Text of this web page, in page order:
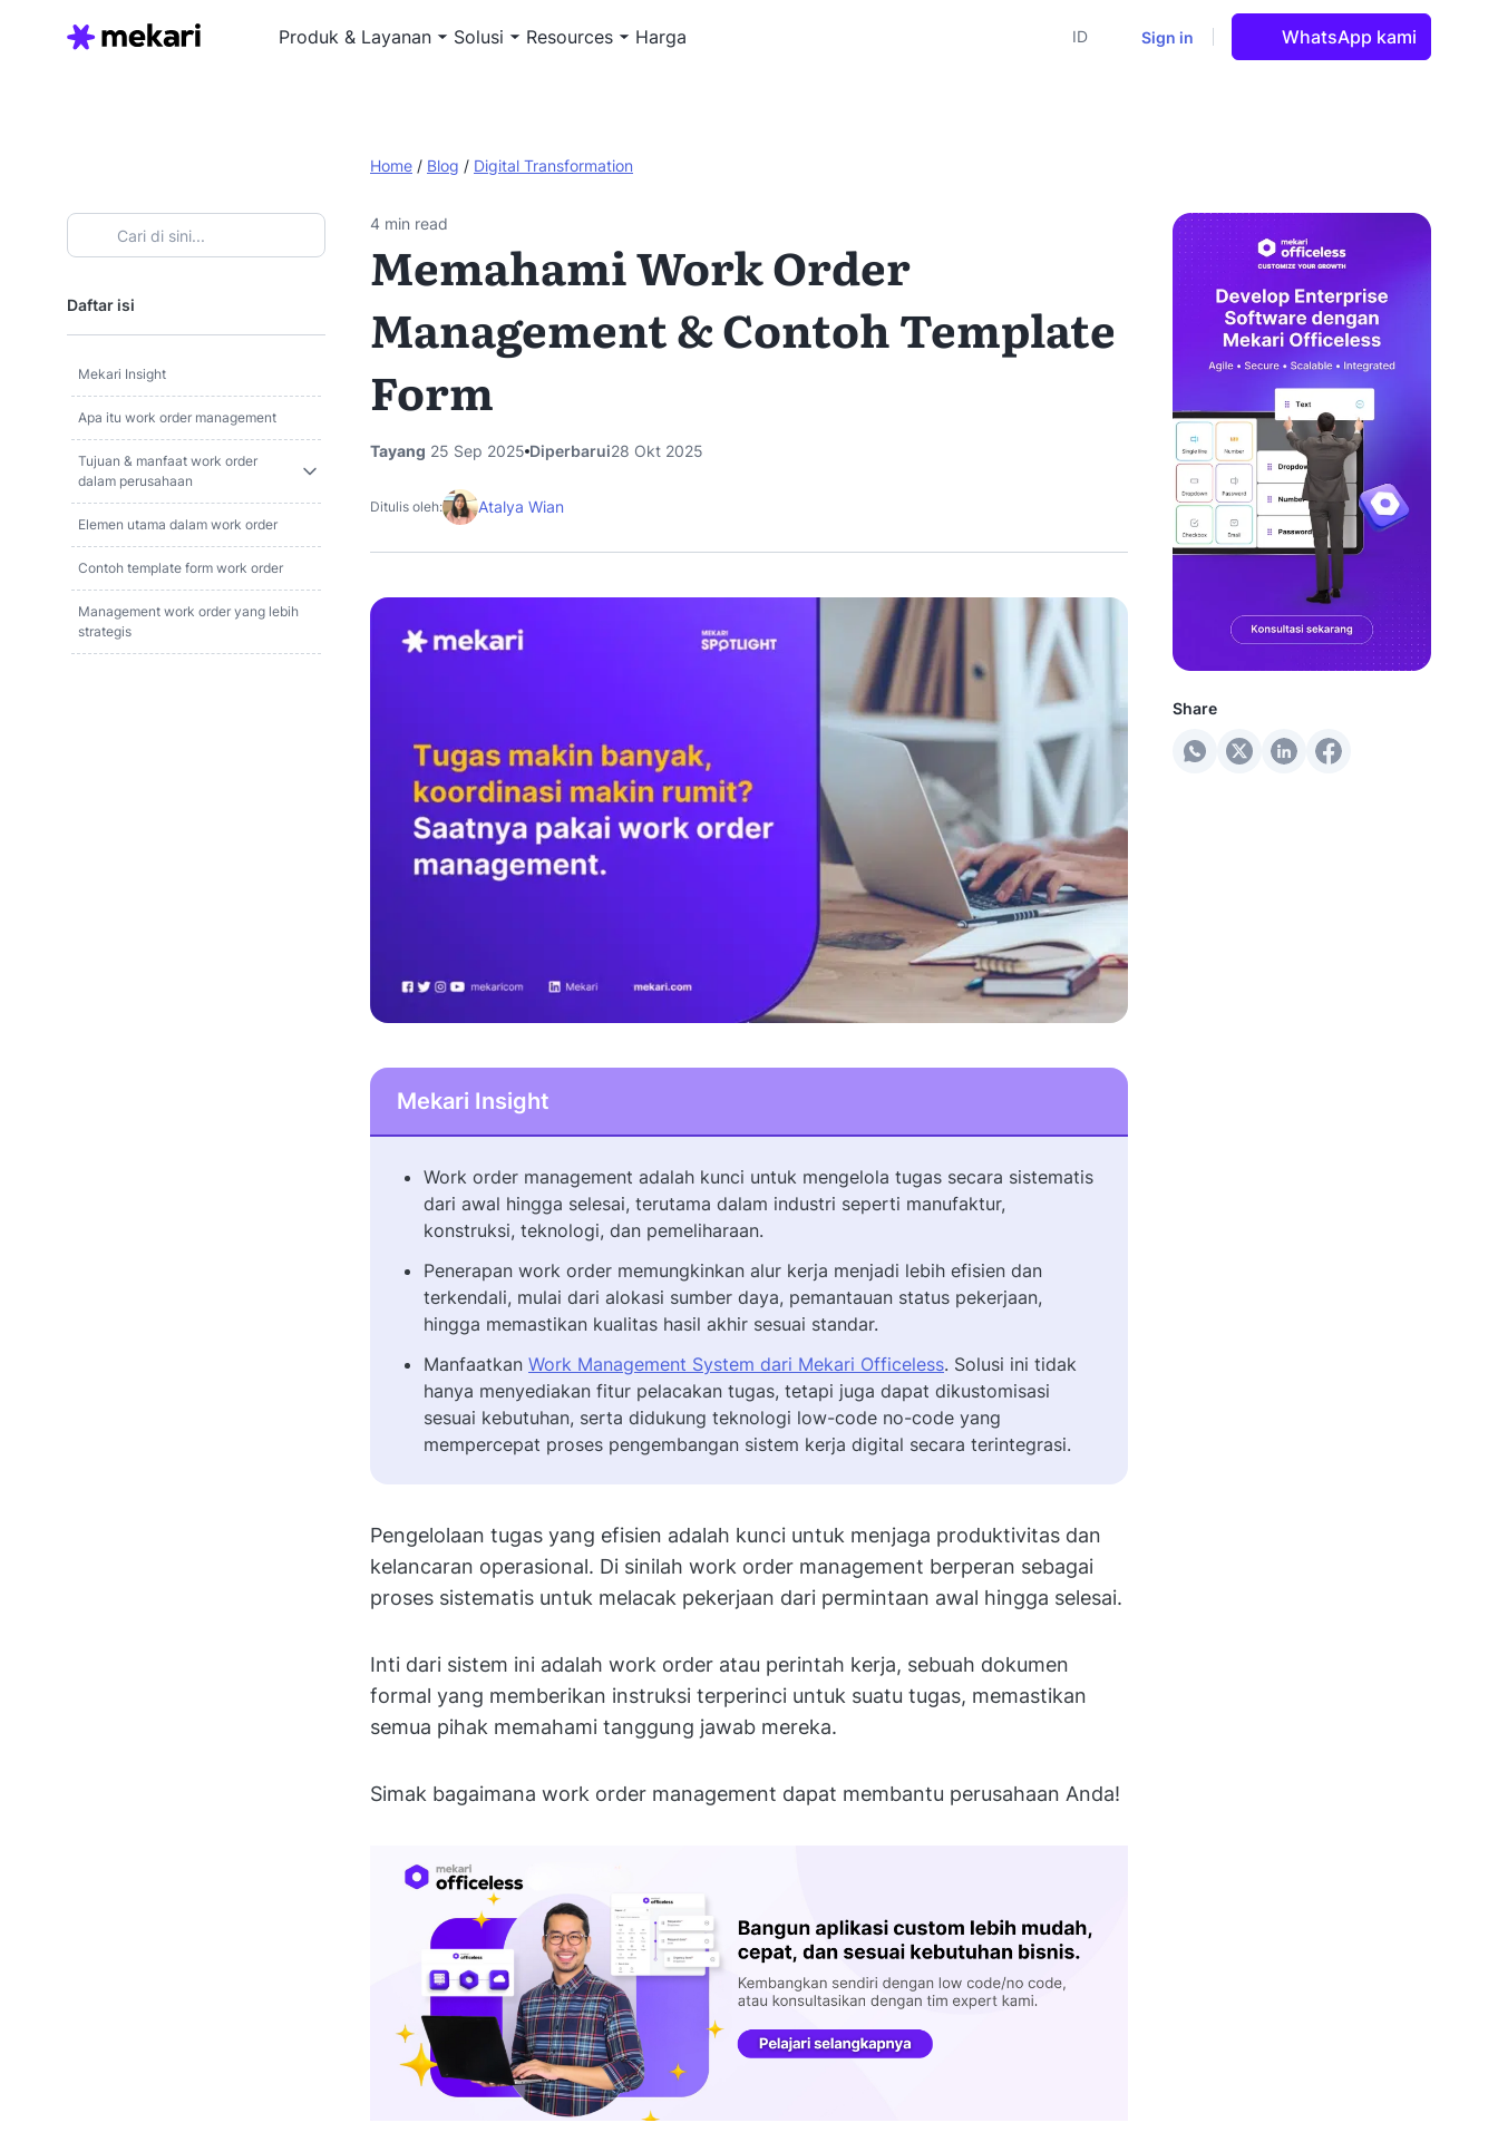
Produk & Layanan Solusi Resources Harga ID Sign in WhatsApp kami
Home / Blog / Digital Transformation
Daftar isi
Mekari Insight
Apa itu work order management
Tujuan & manfaat work order
dalam perusahaan
Elemen utama dalam work order
Contoh template form work order
Management work order yang lebih
strategis
4 min read
Memahami Work Order
Management & Contoh Template
Form
Tayang 25 Sep 2025 Diperbarui28 Okt 2025
Ditulis oleh: Atalya Wian
Mekari Insight
Work order management adalah kunci untuk mengelola tugas secara sistematis
dari awal hingga selesai, terutama dalam industri seperti manufaktur,
konstruksi, teknologi, dan pemeliharaan.
Penerapan work order memungkinkan alur kerja menjadi lebih efisien dan
terkendali, mulai dari alokasi sumber daya, pemantauan status pekerjaan,
hingga memastikan kualitas hasil akhir sesuai standar.
Manfaatkan Work Management System dari Mekari Officeless. Solusi ini tidak
hanya menyediakan fitur pelacakan tugas, tetapi juga dapat dikustomisasi
sesuai kebutuhan, serta didukung teknologi low-code no-code yang
mempercepat proses pengembangan sistem kerja digital secara terintegrasi.
Pengelolaan tugas yang efisien adalah kunci untuk menjaga produktivitas dan
kelancaran operasional. Di sinilah work order management berperan sebagai
proses sistematis untuk melacak pekerjaan dari permintaan awal hingga selesai.
Inti dari sistem ini adalah work order atau perintah kerja, sebuah dokumen
formal yang memberikan instruksi terperinci untuk suatu tugas, memastikan
semua pihak memahami tanggung jawab mereka.
Simak bagaimana work order management dapat membantu perusahaan Anda!
Share